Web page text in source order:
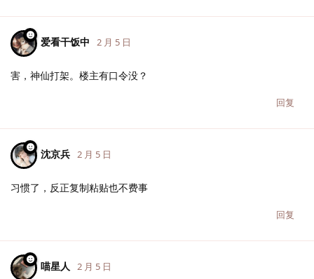
爱看干饭中 2 月 5 日
害，神仙打架。楼主有口令没？
回复
沈京兵 2 月 5 日
习惯了，反正复制粘贴也不费事
回复
喵星人 2 月 5 日